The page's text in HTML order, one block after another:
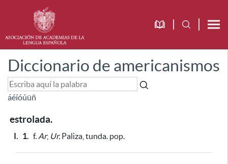
Diccionario de americanismos
áéíóúüñ
estrolada.
I. 1. f. Ar, Ur. Paliza, tunda. pop.